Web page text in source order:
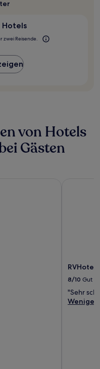
Hotels
zwei Reisende.
von Hotels
Gästen
8/10 Gut
"Sehr
Weniger